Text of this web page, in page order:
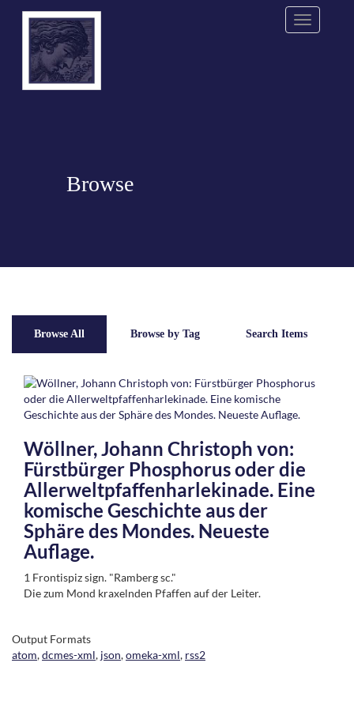
Menu
Browse
Browse All Browse by Tag Search Items
Wöllner, Johann Christoph von:
Fürstbürger Phosphorus oder die
Allerweltpfaffenharlekinade. Eine
komische Geschichte aus der
Sphäre des Mondes. Neueste
Auflage.
1 Frontispiz sign. "Ramberg sc."
Die zum Mond kraxelnden Pfaffen auf der Leiter.
Output Formats
atom,dcmes-xml, json,omeka-xml, rss2